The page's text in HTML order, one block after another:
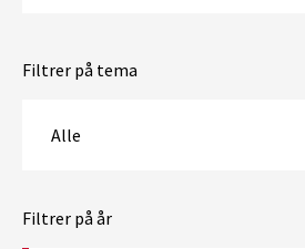
Filtrer på tema
Alle
Filtrer på år